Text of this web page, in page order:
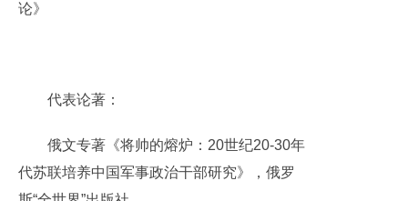
论》
代表论著：
俄文专著《将帅的熔炉：20世纪20-30年
代苏联培养中国军事政治干部研究》，俄罗